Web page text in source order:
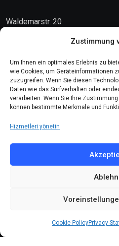
Zustimmung
Um Ihnen ein optimales Erlebnis zu
wie Cookies, um Geräteinformationen
zuzugreifen. Wenn Sie diesen
Daten wie das Surfverhalten oder
verarbeiten. Wenn Sie Ihre
können bestimmte Merkmale und
Hizmetleri yönetin
Cookie PolicyPrivacy
Waldemarstr. 20
Kontakt
Telefon: (030) 616 58 700
Faks : (030) 616 58 395
E-Posta: cemevi@alevi.org